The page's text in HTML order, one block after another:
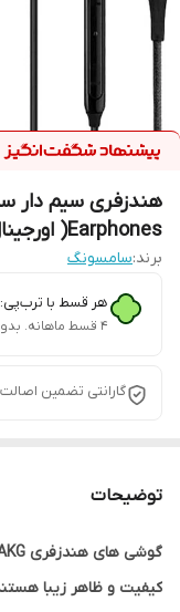
Earphones( اورجینال سر جعبه )
برند:سامسونگ
هر قسط با ترب‌پی:
۴ قسط ماهانه. بدون سود، چک و ضامن.
گارانتی تضمین
توضیحات
کیفیت و ظاهر زیبا